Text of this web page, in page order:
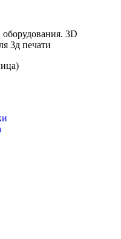
3D
3д печати